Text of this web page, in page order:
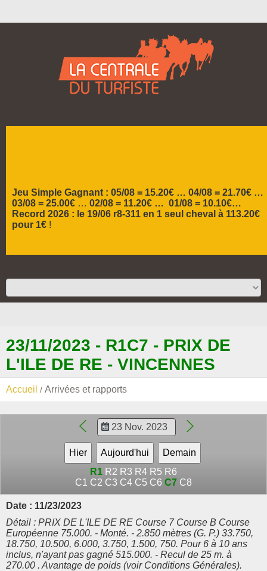
Jeu Simple Gagnant : 05/08 = 15.20€ … 04/08 = 21.70€ …
03/08 = 25.00€ … 02/08 = 11.20€ … 01/08 = 10.10€…
Record 2026 : le 19/06 r8-311 en 1 seul cheval à 113.20€
pour 1€ !
23/11/2023 - R1C7 - PRIX DE
L'ILE DE RE - VINCENNES
Accueil Arrivées et rapports
R1 R2 R3 R4 R5 R6
C1 C2 C3 C4 C5 C6 C7 C8
Date : 11/23/2023
Détail : PRIX DE L'ILE DE RE Course 7 Course B Course
Européenne 75.000. - Monté. - 2.850 mètres (G. P.) 33.750,
18.750, 10.500, 6.000, 3.750, 1.500, 750. Pour 6 à 10 ans
inclus, n'ayant pas gagné 515.000. - Recul de 25 m. à
270.00 . Avantage de poids (voir Conditions Générales).